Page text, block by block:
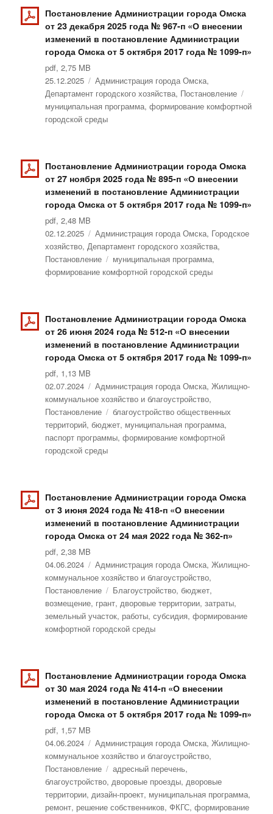
Постановление Администрации города Омска
от 23 декабря 2025 года № 967-п «О внесении
изменений в постановление Администрации
города Омска от 5 октября 2017 года № 1099-п»
pdf, 2,75 MB
Опубликовано
25.12.2025 Рубрики
Администрация города Омска,
Департамент городского хозяйства, Постановление
муниципальная программа,формирование комфортной
городской среды
Постановление Администрации города Омска
от 27 ноября 2025 года № 895-п «О внесении
изменений в постановление Администрации
города Омска от 5 октября 2017 года № 1099-п»
pdf, 2,48 MB
Опубликовано
02.12.2025 Рубрики
Администрация города Омска, Городское
хозяйство,Департамент городского хозяйства,
Постановление
Метки
муниципальная программа,
формирование комфортной городской среды
Постановление Администрации города Омска
от 26 июня 2024 года № 512-п «О внесении
изменений в постановление Администрации
города Омска от 5 октября 2017 года № 1099-п»
pdf, 1,13 MB
Опубликовано
02.07.2024 Рубрики
Администрация города Омска,Жилищно-
коммунальное хозяйство и благоустройство,
Постановление
Метки
благоустройство общественных
территорий,бюджет, муниципальная программа,
паспорт программы,формирование комфортной
городской среды
Постановление Администрации города Омска
от 3 июня 2024 года № 418-п «О внесении
изменений в постановление Администрации
города Омска от 24 мая 2022 года № 362-п»
pdf, 2,38 MB
Опубликовано
04.06.2024 Рубрики
Администрация города Омска,Жилищно-
коммунальное хозяйство и благоустройство,
Постановление
Метки
Благоустройство,бюджет,
возмещение, грант,дворовые территории,затраты,
земельный участок, работы,субсидия,формирование
комфортной городской среды
Постановление Администрации города Омска
от 30 мая 2024 года № 414-п «О внесении
изменений в постановление Администрации
города Омска от 5 октября 2017 года № 1099-п»
pdf, 1,57 MB
Опубликовано
04.06.2024 Рубрики
Администрация города Омска,Жилищно-
коммунальное хозяйство и благоустройство,
Постановление
Метки
адресный перечень,
благоустройство,дворовые проезды,дворовые
территории,дизайн-проект, муниципальная программа,
ремонт, решение собственников,ФКГС,формирование